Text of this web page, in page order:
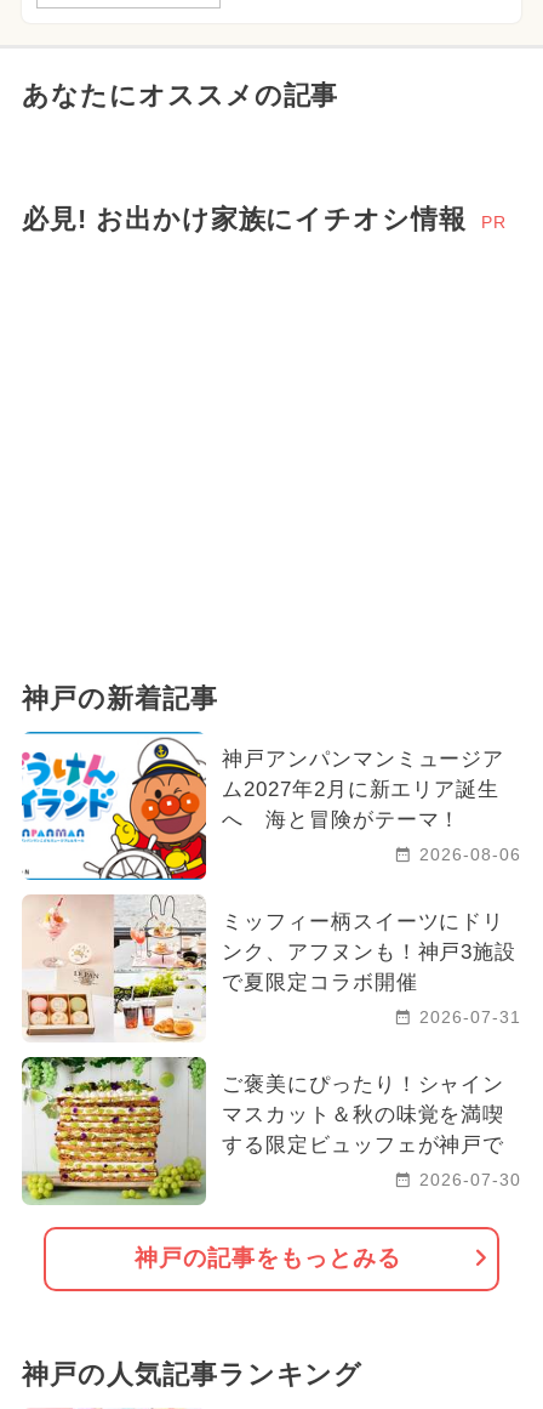
あなたにオススメの記事
必見! お出かけ家族にイチオシ情報 PR
神戸の新着記事
神戸アンパンマンミュージア
ム2027年2月に新エリア誕生
へ 海と冒険がテーマ！
2026-08-06
ミッフィー柄スイーツにドリ
ンク、アフヌンも！神戸3施設
で夏限定コラボ開催
2026-07-31
ご褒美にぴったり！シャイン
マスカット＆秋の味覚を満喫
する限定ビュッフェが神戸で
2026-07-30
神戸の記事をもっとみる
神戸の人気記事ランキング